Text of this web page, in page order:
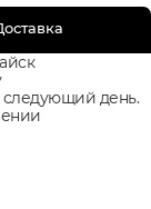
следующий день.